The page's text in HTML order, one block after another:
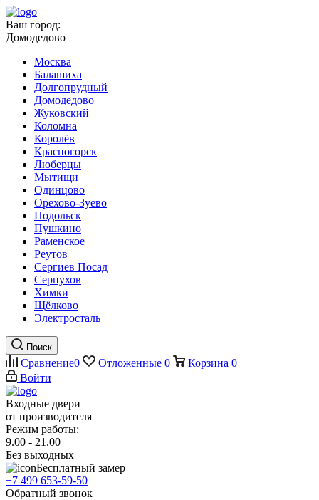
Ваш город:
Домодедово
Москва
Балашиха
Долгопрудный
Домодедово
Жуковский
Коломна
Королёв
Красногорск
Люберцы
Мытищи
Одинцово
Орехово-Зуево
Подольск
Пушкино
Раменское
Реутов
Сергиев Посад
Серпухов
Химки
Щёлково
Электросталь
Поиск
Сравнение0 Отложенные 0 Корзина 0
Войти
Входные двери
от производителя
Режим работы:
9.00 - 21.00
Без выходных
Бесплатный замер
+7 499 653-59-50
Обратный звонок